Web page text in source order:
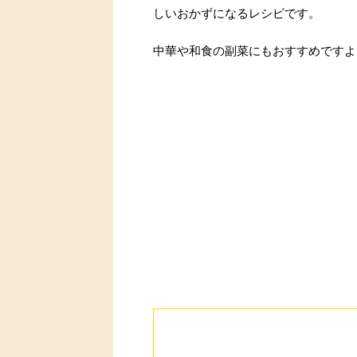
しいおかずになるレシピです。
中華や和食の副菜にもおすすめですよ